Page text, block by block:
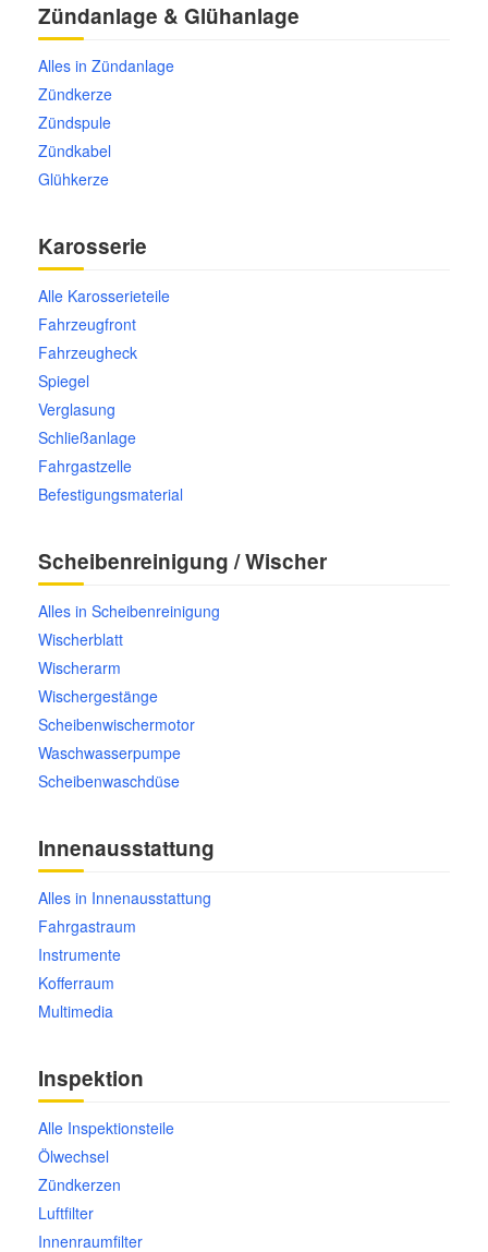
Zündanlage & Glühanlage
Alles in Zündanlage
Zündkerze
Zündspule
Zündkabel
Glühkerze
Karosserie
Alle Karosserieteile
Fahrzeugfront
Fahrzeugheck
Spiegel
Verglasung
Schließanlage
Fahrgastzelle
Befestigungsmaterial
Scheibenreinigung / Wischer
Alles in Scheibenreinigung
Wischerblatt
Wischerarm
Wischergestänge
Scheibenwischermotor
Waschwasserpumpe
Scheibenwaschdüse
Innenausstattung
Alles in Innenausstattung
Fahrgastraum
Instrumente
Kofferraum
Multimedia
Inspektion
Alle Inspektionsteile
Ölwechsel
Zündkerzen
Luftfilter
Innenraumfilter